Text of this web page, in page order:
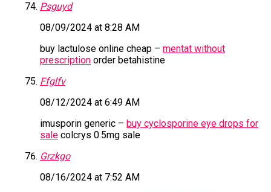
Psguyd
08/09/2024 at 8:28 AM
buy lactulose online cheap – mentat without
prescriptionorder betahistine
Ffglfv
08/12/2024 at 6:49 AM
imusporin generic – buy cyclosporine eye drops for
salecolcrys 0.5mg sale
Grzkgo
08/16/2024 at 7:52 AM